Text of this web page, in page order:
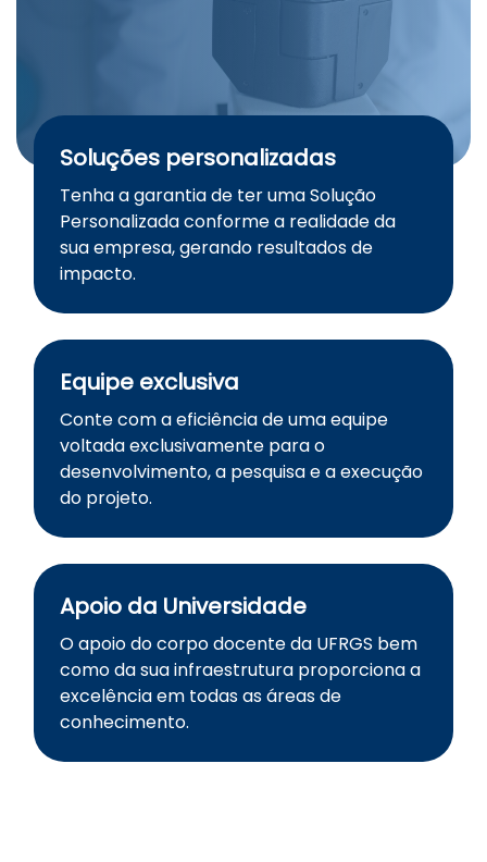
Soluções personalizadas
Tenha a garantia de ter uma Solução
Personalizada conforme a realidade da
sua empresa, gerando resultados de
impacto.
Equipe exclusiva
Conte com a eficiência de uma equipe
voltada exclusivamente para o
desenvolvimento, a pesquisa e a execução
do projeto.
Apoio da Universidade
O apoio do corpo docente da UFRGS bem
como da sua infraestrutura proporciona a
excelência em todas as áreas de
conhecimento.